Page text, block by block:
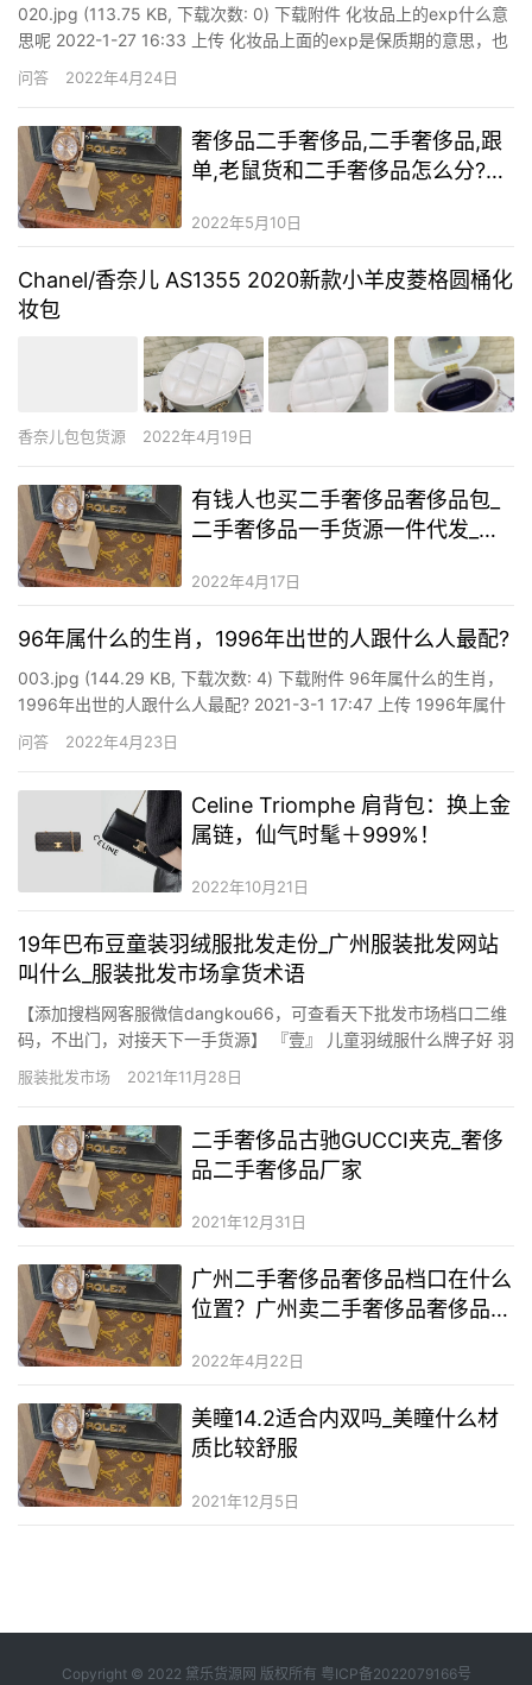
020.jpg (113.75 KB, 下载次数: 0) 下载附件 化妆品上的exp什么意
思呢 2022-1-27 16:33 上传 化妆品上面的exp是保质期的意思，也
就是指的该产品的使用期限，exp的全称叫做expirydate，比如说化
妆品上面要是有exp28082020，意思就是该化妆品是2…
问答 2022年4月24日
奢侈品二手奢侈品,二手奢侈品,跟
单,老鼠货和二手奢侈品怎么分?怎
2022年5月10日
Chanel/香奈儿 AS1355 2020新款小羊皮菱格圆桶化
妆包
香奈儿包包货源 2022年4月19日
有钱人也买二手奢侈品奢侈品包_
二手奢侈品一手货源一件代发_奢
2022年4月17日
96年属什么的生肖，1996年出世的人跟什么人最配?
003.jpg (144.29 KB, 下载次数: 4) 下载附件 96年属什么的生肖，
1996年出世的人跟什么人最配? 2021-3-1 17:47 上传 1996年属什
么属相?1996年属相是什么?1996年出世的命运怎么呢?1996年出世
的人跟什么人最配?下面属相网给大家做详细介绍： 开运圣品…
问答 2022年4月23日
Celine Triomphe 肩背包：换上金
属链，仙气时髦＋999%！
2022年10月21日
19年巴布豆童装羽绒服批发走份_广州服装批发网站
叫什么_服装批发市场拿货术语
【添加搜档网客服微信dangkou66，可查看天下批发市场档口二维
码，不出门，对接天下一手货源】 『壹』 儿童羽绒服什么牌子好 羽
绒挑选细节注重①现在许多冬装都接纳了防水的高科技面料，这种
面料易擦洗，很适合喜欢运动的宝宝。②纯棉质地的服装一直备受
服装批发市场 2021年11月28日
二手奢侈品古驰GUCCI夹克_奢侈
品二手奢侈品厂家
2021年12月31日
广州二手奢侈品奢侈品档口在什么
位置？广州卖二手奢侈品奢侈品的
品奢侈品
2022年4月22日
美瞳14.2适合内双吗_​美瞳什么材
质比较舒服
2021年12月5日
Copyright © 2022 黛乐货源网 版权所有 粤ICP备2022079166号